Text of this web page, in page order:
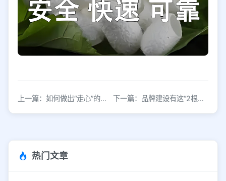
上一篇：如何做出“走心”的网络品牌推广策略？ 下一篇：品牌建设有这“2根柱子”，就不会是“空中楼阁”
热门文章